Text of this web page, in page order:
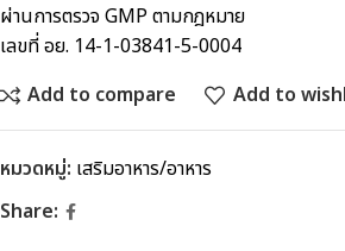
ผ่านการตรวจ GMP ตามกฎหมาย
เลขที่ อย. 14-1-03841-5-0004
Add to compare
Add to
หมวดหมู่: เสริมอาหาร/อาหาร
Share: